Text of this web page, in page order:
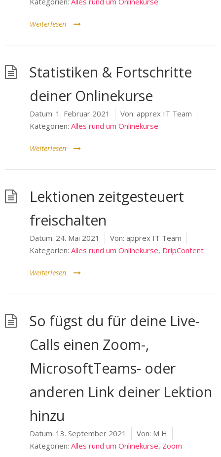
Weiterlesen
Statistiken & Fortschritte
deiner Onlinekurse
Datum: 1. Februar 2021 Von: apprex IT Team
Kategorien: Alles rund um Onlinekurse
Weiterlesen
Lektionen zeitgesteuert
freischalten
Datum: 24. Mai 2021 Von: apprex IT Team
Kategorien: Alles rund um Onlinekurse, DripContent
Weiterlesen
So fügst du für deine Live-
Calls einen Zoom-,
MicrosoftTeams- oder
anderen Link deiner Lektion
hinzu
Datum: 13. September 2021 Von: M H
Kategorien: Alles rund um Onlinekurse, Zoom